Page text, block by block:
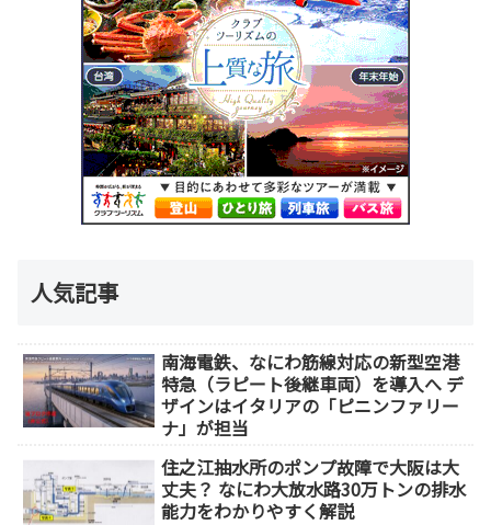
人気記事
南海電鉄、なにわ筋線対応の新型空港
特急（ラピート後継車両）を導入へ デ
ザインはイタリアの「ピニンファリー
ナ」が担当
住之江抽水所のポンプ故障で大阪は大
丈夫？ なにわ大放水路30万トンの排水
能力をわかりやすく解説